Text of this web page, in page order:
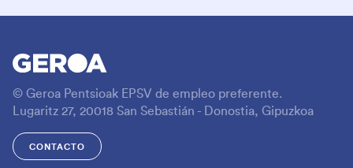
© Geroa Pentsioak EPSV de empleo preferente.
Lugaritz 27, 20018 San Sebastián - Donostia, Gipuzkoa
CONTACTO